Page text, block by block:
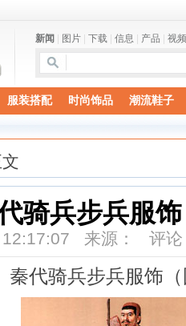
新闻 图片 下载 信息 产品 视频
服装搭配 时尚饰品 潮流鞋子
骑兵步兵服
12:17:07 来源： 评论
秦代骑兵步兵服饰